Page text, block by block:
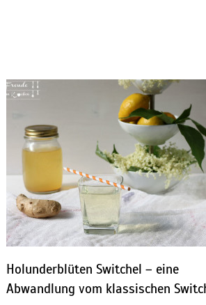
Holunderblüten Switchel – eine
Abwandlung vom klassischen